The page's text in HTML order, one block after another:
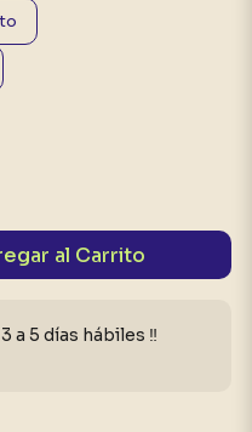
al Carrito
a 5 días hábiles ‼️